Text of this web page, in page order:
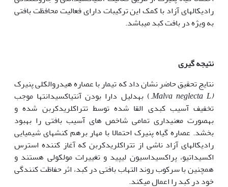
رادیکال‏های آزاد با کمک این ترکیبات دارای فعالیت محافظت بافتی
به ویژه در بافت کبد می­باشد.
نتیجه گیری
نتایج تحقیق حاضر نشان داد که تیمار با عصاره هیدروالکلی پنیرک
(Malva neglecta L
.) به‏دلیل دارا بودن آنتی‏اکسیدانت‏ها موجب
تخفیف آسیب کبدی القا شده توسط تتراکلرید­کربن شده و
به‏صورت معنی­داری تمامی شاخص های آسیب بافتی را بهبود
بخشد. عصاره گیاه پنیرک احتمالا با مهار برهم کنش­های شیمیایی
رادیکال­های آزاد ناشی از تتراکلریدکربن که آغاز کننده استرس
اکسیداتیو، پراکسیداسیون لیپید و تغییرات مولکولی هستند و
همچنین با سرکوب روند التهاب بافتی در کبد، اثر حفاظت کنندگی
خود در کبد را اعمال می‏کند.